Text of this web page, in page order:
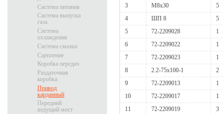
3
М8х30
5
4
ШП 8
5
5
72-2209028
1
6
72-2209022
1
7
72-2209023
1
8
2.2-75x100-1
2
9
72-2209013
1
10
72-2209017
1
11
72-2209019
3
Система питания
Система выпуска
газа
Система
охлаждения
Система смазки
Сцепление
Коробка передач
Раздаточная
коробка
Привод
карданный
Передний
ведущий мост